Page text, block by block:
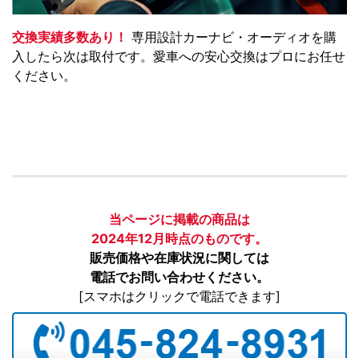
交換実績多数あり！ 専用設計カーナビ・オーディオを購
入したら次は取付です。愛車への安心交換はプロにお任せ
ください。
当ページに掲載の商品は
2024年12月時点のものです。
販売価格や在庫状況に関しては
電話でお問い合わせください。
[スマホはクリックで電話できます]